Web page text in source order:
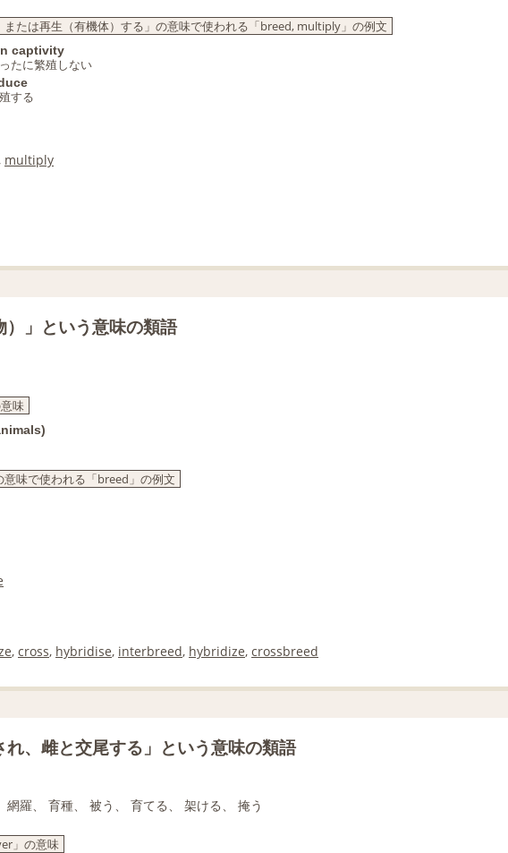
または再生（有機体）する」の意味で使われる「breed, multiply」の例文
captivity
たに繁殖しない
する
multiply
）」という意味の類語
味
意味で使われる「breed」の例文
, cross, hybridise, interbreed, hybridize, crossbreed
れ、雌と交尾する」という意味の類語
網羅、 育種、 被う、 育てる、 架ける、 掩う
」の意味